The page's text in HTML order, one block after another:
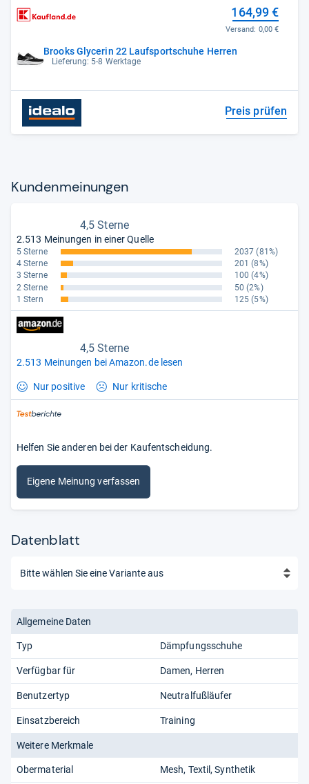
Brooks Glycerin 22 Laufsportschuhe Herren
Lieferung: 5-8 Werktage
164,99 €
Versand: 0,00 €
Preis prüfen
Kun­den­mei­nun­gen
4,5 Sterne
2.513 Meinungen in einer Quelle
5 Sterne 2037 (81%)
4 Sterne
201 (8%)
3 Sterne
100 (4%)
2 Sterne
50 (2%)
1 Stern
125 (5%)
4,5 Sterne
2.513 Meinungen bei Amazon.de lesen
Nur positive Nur kritische
Helfen Sie anderen bei der Kaufentscheidung.
Eigene Meinung verfassen
Datenblatt
Allgemeine Daten
Typ Dämpfungsschuhe
Verfügbar für Damen Herren
Benutzertyp Neutralfußläufer
Einsatzbereich Training
Weitere Merkmale
Obermaterial Mesh Textil Synthetik